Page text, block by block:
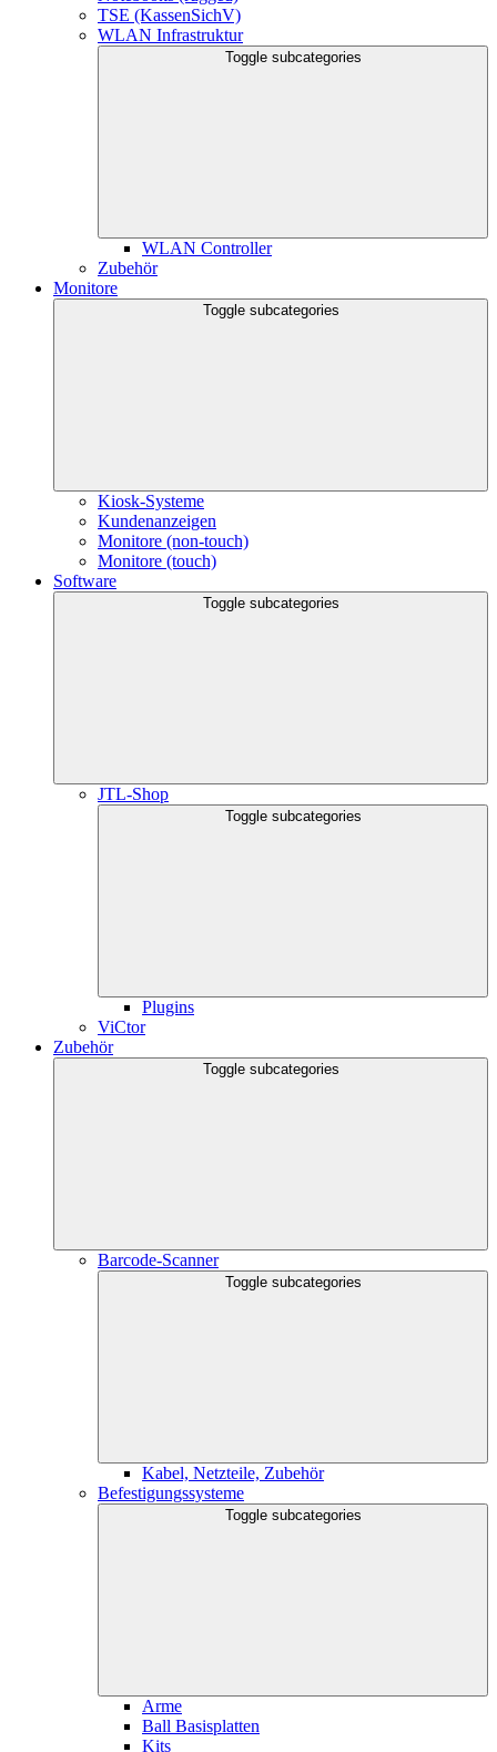
TSE (KassenSichV)
WLAN Infrastruktur
Toggle subcategories
WLAN Controller
Zubehör
Monitore
Toggle subcategories
Kiosk-Systeme
Kundenanzeigen
Monitore (non-touch)
Monitore (touch)
Software
Toggle subcategories
JTL-Shop
Toggle subcategories
Plugins
ViCtor
Zubehör
Toggle subcategories
Barcode-Scanner
Toggle subcategories
Kabel, Netzteile, Zubehör
Befestigungssysteme
Toggle subcategories
Arme
Ball Basisplatten
Kits